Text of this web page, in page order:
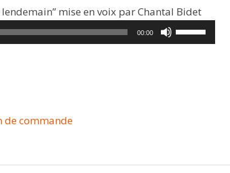
mise en voix par Chantal BidetLecteur
audio
00:00
Utilisez
les
le
de commande